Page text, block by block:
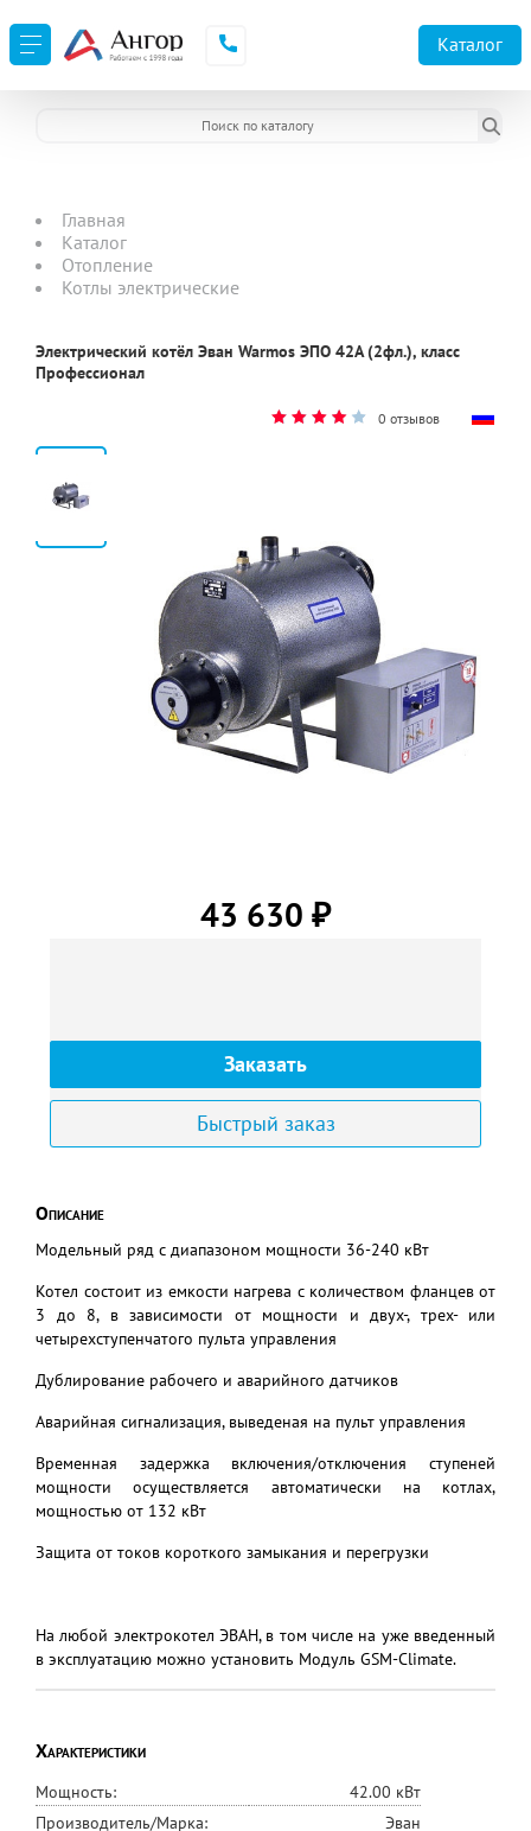
Каталог
Главная
Каталог
Отопление
Котлы электрические
Электрический котёл Эван Warmos ЭПО 42А (2фл.), класс
Профессионал
0 отзывов
43 630 ₽
Заказать
Быстрый заказ
Описание
Модельный ряд с диапазоном мощности 36-240 кВт
Котел состоит из емкости нагрева с количеством фланцев от
3 до 8, в зависимости от мощности и двух-, трех- или
четырехступенчатого пульта управления
Дублирование рабочего и аварийного датчиков
Аварийная сигнализация, выведеная на пульт управления
Временная задержка включения/отключения ступеней
мощности осуществляется автоматически на котлах,
мощностью от 132 кВт
Защита от токов короткого замыкания и перегрузки
На любой электрокотел ЭВАН, в том числе на уже введенный
в эксплуатацию можно установить Модуль GSM-Climate.
Характеристики
Мощность:
42.00 кВт
Производитель/Марка:
Эван